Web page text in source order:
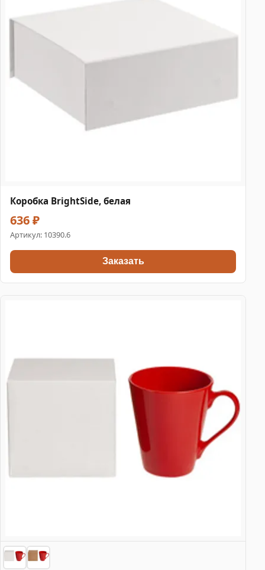
Коробка BrightSide, белая
636 ₽
Артикул: 10390.6
Заказать